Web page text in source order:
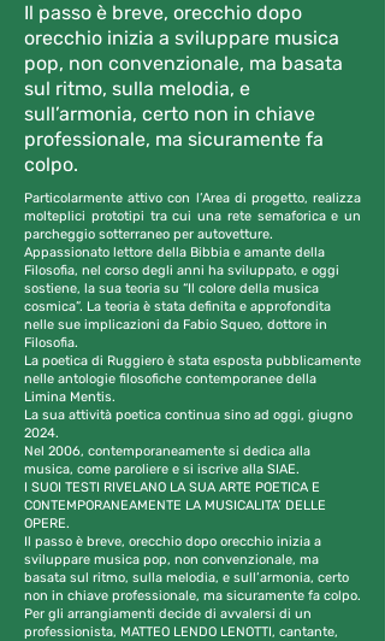
Il passo è breve, orecchio dopo
orecchio inizia a sviluppare musica
pop, non convenzionale, ma basata
sul ritmo, sulla melodia, e
sull’armonia, certo non in chiave
professionale, ma sicuramente fa
colpo.
Particolarmente attivo con l’Area di progetto, realizza
molteplici prototipi tra cui una rete semaforica e un
parcheggio sotterraneo per autovetture.
Appassionato lettore della Bibbia e amante della
Filosofia, nel corso degli anni ha sviluppato, e oggi
sostiene, la sua teoria su “Il colore della musica
cosmica”. La teoria è stata definita e approfondita
nelle sue implicazioni da Fabio Squeo, dottore in
Filosofia.
La poetica di Ruggiero è stata esposta pubblicamente
nelle antologie filosofiche contemporanee della
Limina Mentis.
La sua attività poetica continua sino ad oggi, giugno
2024.
Nel 2006, contemporaneamente si dedica alla
musica, come paroliere e si iscrive alla SIAE.
I SUOI TESTI RIVELANO LA SUA ARTE POETICA E
CONTEMPORANEAMENTE LA MUSICALITA’ DELLE
OPERE.
Il passo è breve, orecchio dopo orecchio inizia a
sviluppare musica pop, non convenzionale, ma
basata sul ritmo, sulla melodia, e sull’armonia, certo
non in chiave professionale, ma sicuramente fa colpo.
Per gli arrangiamenti decide di avvalersi di un
professionista, MATTEO LENDO LENOTTI, cantante,